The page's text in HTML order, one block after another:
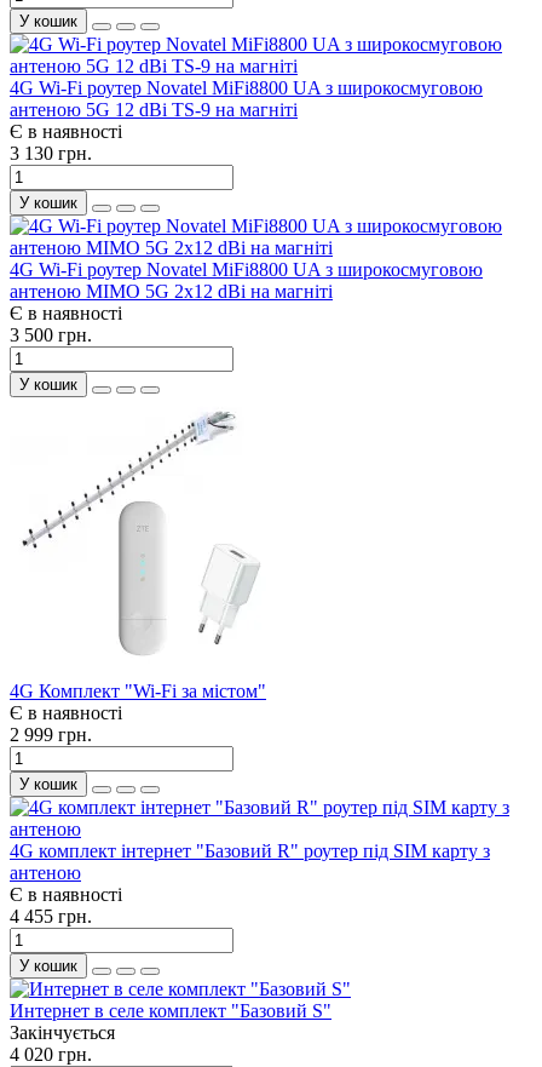
У кошик
4G Wi-Fi роутер Novatel MiFi8800 UA з широкосмуговою
антеною 5G 12 dBi TS-9 на магніті
Є в наявності
3 130 грн.
У кошик
4G Wi-Fi роутер Novatel MiFi8800 UA з широкосмуговою
антеною MIMO 5G 2x12 dBi на магніті
Є в наявності
3 500 грн.
У кошик
4G Комплект "Wi-Fi за містом"
Є в наявності
2 999 грн.
У кошик
4G комплект інтернет "Базовий R" роутер під SIM карту з
антеною
Є в наявності
4 455 грн.
У кошик
Интернет в селе комплект "Базовий S"
Закінчується
4 020 грн.